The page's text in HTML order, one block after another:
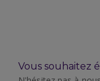
Vous souhaitez